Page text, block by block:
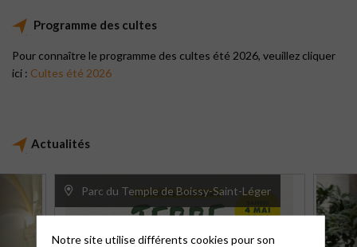
Programme des cultes
Pour connaître le programme des cultes été 2026, veuillez cliquer
ici : Cultes été 2026
Actualités
Parc du Temple de Boissy-Saint-Léger
Notre site utilise différents cookies pour son